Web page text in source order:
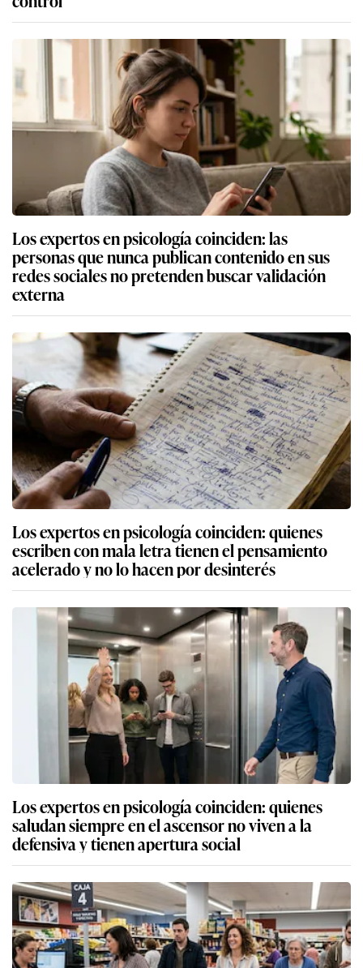
Los expertos en psicología coinciden: las
personas que nunca publican contenido en sus
redes sociales no pretenden buscar validación
externa
Los expertos en psicología coinciden: quienes
escriben con mala letra tienen el pensamiento
acelerado y no lo hacen por desinterés
Los expertos en psicología coinciden: quienes
saludan siempre en el ascensor no viven a la
defensiva y tienen apertura social